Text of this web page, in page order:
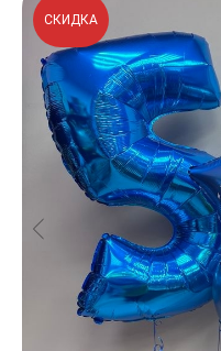
СКИДКА